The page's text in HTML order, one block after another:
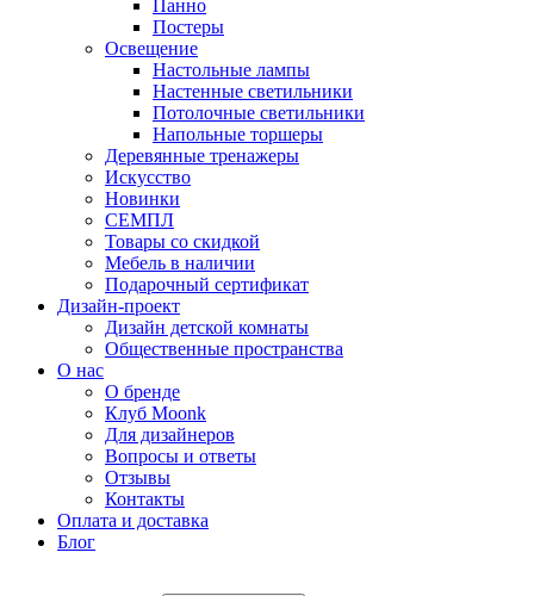
Панно
Постеры
Освещение
Настольные лампы
Настенные светильники
Потолочные светильники
Напольные торшеры
Деревянные тренажеры
Искусство
Новинки
СЕМПЛ
Товары со скидкой
Мебель в наличии
Подарочный сертификат
Дизайн-проект
Дизайн детской комнаты
Общественные пространства
О нас
О бренде
Клуб Moonk
Для дизайнеров
Вопросы и ответы
Отзывы
Контакты
Оплата и доставка
Блог